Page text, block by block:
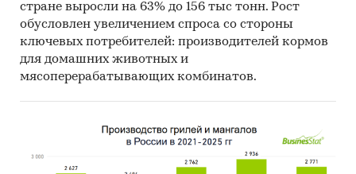
стране выросли на 63% до 156 тыс тонн. Рост
обусловлен увеличением спроса со стороны
ключевых потребителей: производителей кормов
для домашних животных и
мясоперерабатывающих комбинатов.